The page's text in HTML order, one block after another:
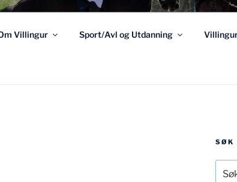
Villingur Sport/Avl og Utdanning
SØK